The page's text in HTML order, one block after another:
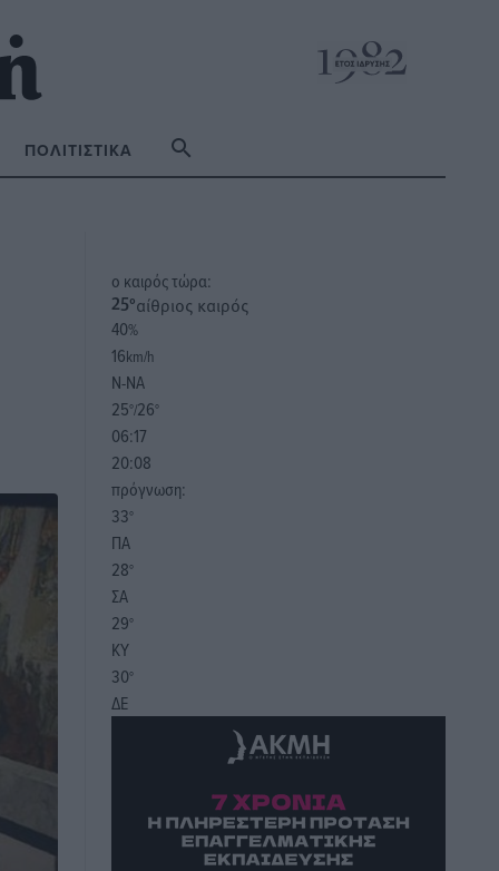
ΠΟΛΙΤΙΣΤΙΚΆ
o καιρός τώρα:
25°αίθριος καιρός
40%
16km/h
Ν-ΝΑ
25°/26°
06:17
20:08
πρόγνωση:
33°
ΠΑ
28°
ΣΑ
29°
ΚΥ
30°
ΔΕ